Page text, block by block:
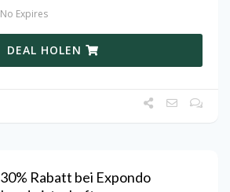
No Expires
DEAL HOLEN
30% Rabatt bei Expondo